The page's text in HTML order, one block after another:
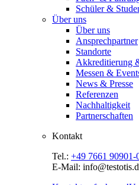
Schüler &
Über uns
Über uns
Ansprechpartner
Standorte
Akkreditierung
Messen &
News & Presse
Referenzen
Nachhaltigkeit
Partnerschaften
Kontakt
Tel.: +49 7661 90901-
E-Mail: